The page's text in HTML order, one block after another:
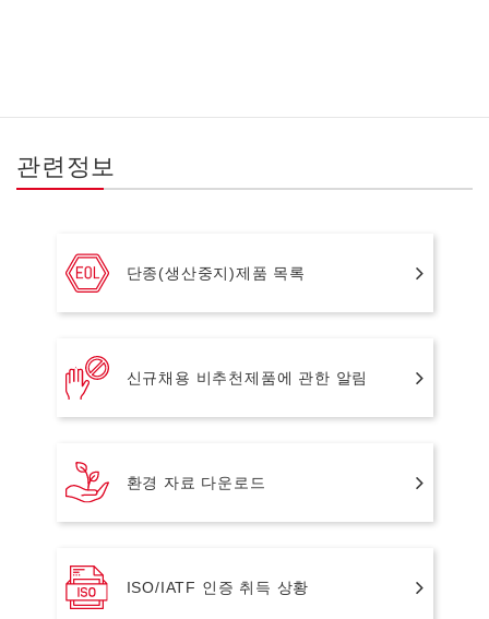
관련정보
단종(생산중지)제품 목록
신규채용 비추천제품에 관한 알림
환경 자료 다운로드
ISO/IATF 인증 취득 상황